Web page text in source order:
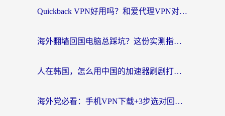
Quickback VPN好用吗？和爱代理VPN对比哪个回国效果更好？
海外翻墙回国电脑总踩坑？这份实测指南帮你选对加速器（附ChickCNinitapMalus对比）
人在韩国，怎么用中国的加速器刷剧打游戏？这份真实体验指南给你答案
海外党必看：手机VPN下载+3步选对回国加速器，无缝刷国内资源不再愁